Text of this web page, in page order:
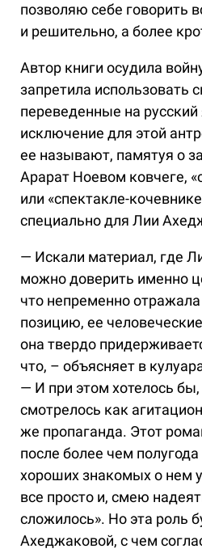
позволяю себе говорить
и решительно, а более
Автор книги осудила
запретила использовать
переведенные на
исключение для этой
ее называют, памятуя о
Арарат Ноевом ковчеге,
или «спектакле-
специально для Лии
— Искали материал, где
можно доверить именно
что непременно
позицию, ее
она твердо
что, – объясняет в
— И при этом хотелось
смотрелось как
же пропаганда. Этот
после более чем
хороших знакомых о нем
все просто и, смею
сложилось». Но эта роль
Ахеджаковой, с чем